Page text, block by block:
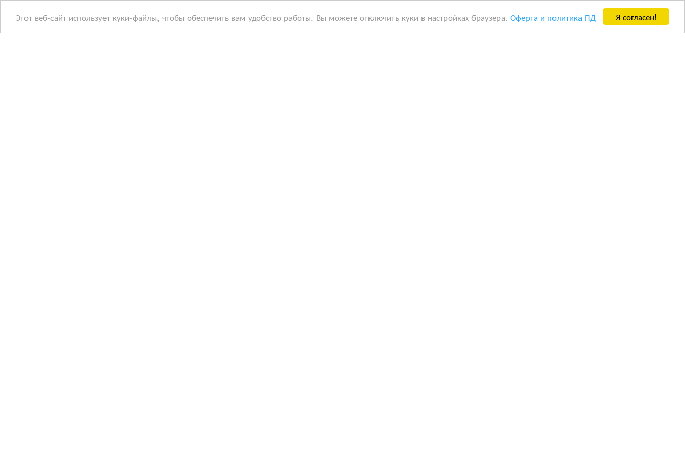
Я согласен!
Этот веб-сайт использует куки-файлы, чтобы обеспечить вам удобство работы. Вы можете отключить куки в настройках браузера. Оферта и политика ПД